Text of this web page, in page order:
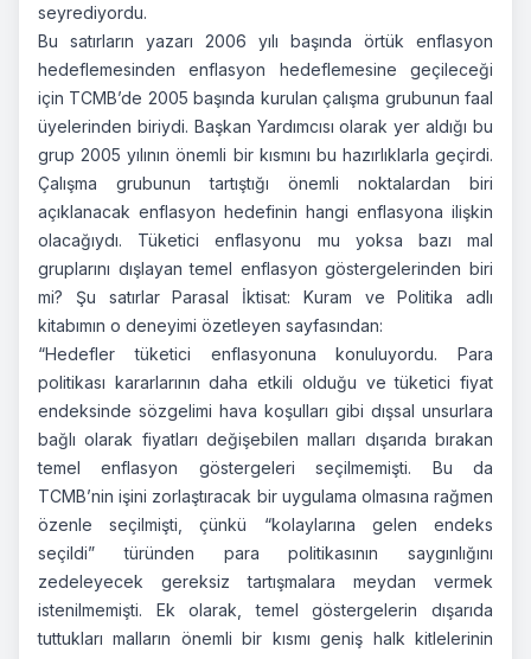
seyrediyordu.
Bu satırların yazarı 2006 yılı başında örtük enflasyon
hedeflemesinden enflasyon hedeflemesine geçileceği
için TCMB’de 2005 başında kurulan çalışma grubunun faal
üyelerinden biriydi. Başkan Yardımcısı olarak yer aldığı bu
grup 2005 yılının önemli bir kısmını bu hazırlıklarla geçirdi.
Çalışma grubunun tartıştığı önemli noktalardan biri
açıklanacak enflasyon hedefinin hangi enflasyona ilişkin
olacağıydı. Tüketici enflasyonu mu yoksa bazı mal
gruplarını dışlayan temel enflasyon göstergelerinden biri
mi? Şu satırlar Parasal İktisat: Kuram ve Politika adlı
kitabımın o deneyimi özetleyen sayfasından:
“Hedefler tüketici enflasyonuna konuluyordu. Para
politikası kararlarının daha etkili olduğu ve tüketici fiyat
endeksinde sözgelimi hava koşulları gibi dışsal unsurlara
bağlı olarak fiyatları değişebilen malları dışarıda bırakan
temel enflasyon göstergeleri seçilmemişti. Bu da
TCMB’nin işini zorlaştıracak bir uygulama olmasına rağmen
özenle seçilmişti, çünkü “kolaylarına gelen endeks
seçildi” türünden para politikasının saygınlığını
zedeleyecek gereksiz tartışmalara meydan vermek
istenilmemişti. Ek olarak, temel göstergelerin dışarıda
tuttukları malların önemli bir kısmı geniş halk kitlelerinin